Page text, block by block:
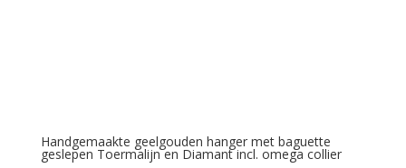
Handgemaakte geelgouden hanger met baguette
geslepen Toermalijn en Diamant incl. omega collier